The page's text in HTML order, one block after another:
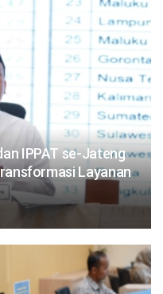
IPPAT se-Jateng
Layanan